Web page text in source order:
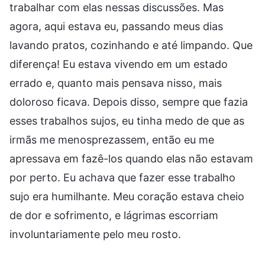
trabalhar com elas nessas discussões. Mas
agora, aqui estava eu, passando meus dias
lavando pratos, cozinhando e até limpando. Que
diferença! Eu estava vivendo em um estado
errado e, quanto mais pensava nisso, mais
doloroso ficava. Depois disso, sempre que fazia
esses trabalhos sujos, eu tinha medo de que as
irmãs me menosprezassem, então eu me
apressava em fazê-los quando elas não estavam
por perto. Eu achava que fazer esse trabalho
sujo era humilhante. Meu coração estava cheio
de dor e sofrimento, e lágrimas escorriam
involuntariamente pelo meu rosto.